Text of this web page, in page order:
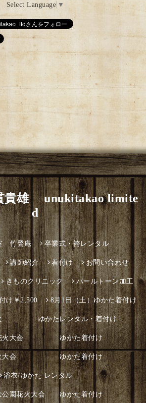
Select Language ▼
貴雄 unukitakao limite
d
竹聲庵 卒業式・袴レンタル
講師紹介 着付け お問い合わせ
きものクリニック パールトーン加工
け￥2,500 8月1日（土）ゆかた着付け
火 ゆかたレンタル・着付け
花火大会 ゆかた着付け
火大会 ゆかた着付け
浴衣/ゆかた レンタル
公園花火大会 ゆかた着付け